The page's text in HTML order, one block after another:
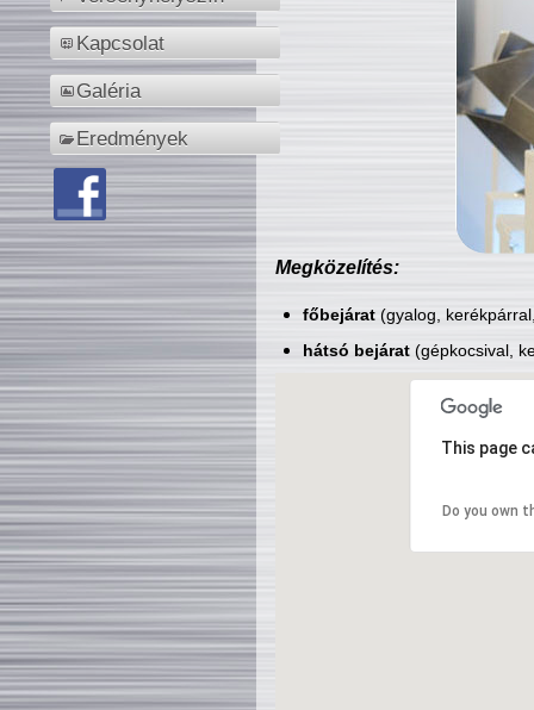
Kapcsolat
Galéria
Eredmények
Megközelítés:
főbejárat(gyalog,
hátsó bejárat(gépkocsival,
This page
Do you own